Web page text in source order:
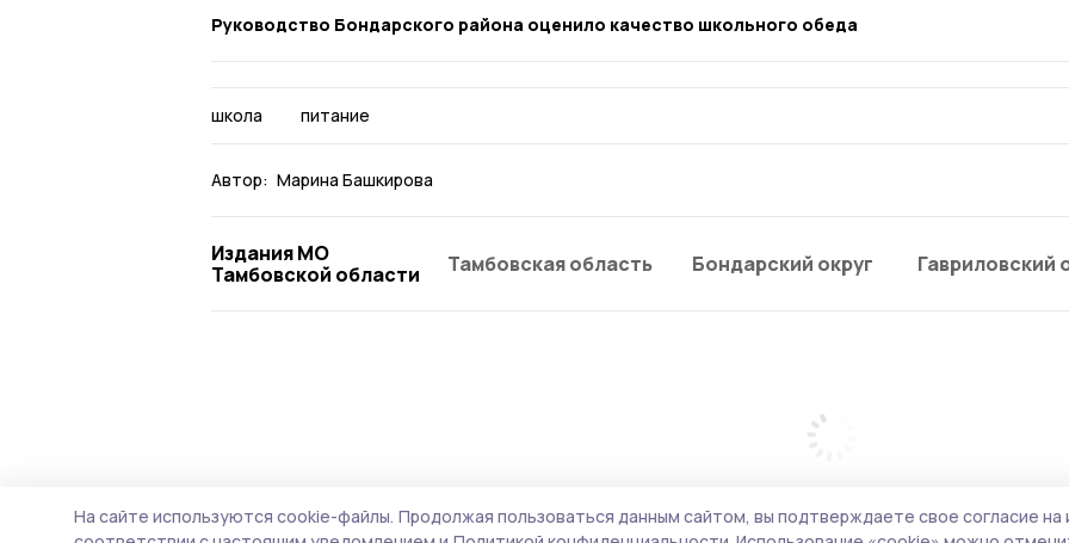
Руководство Бондарского района оценило качество школьного обеда
школа питание
Автор: Марина Башкирова
Издания МО
Тамбовской области
Тамбовская область Бондарский округ Гавриловский
На сайте используются cookie-файлы. Продолжая пользоваться данным сайтом, вы подтверждаете свое согласие на